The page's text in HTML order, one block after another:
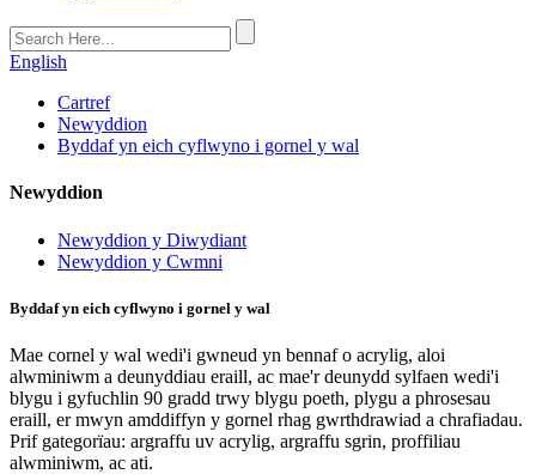
English
Cartref
Newyddion
Byddaf yn eich cyflwyno i gornel y wal
Newyddion
Newyddion y Diwydiant
Newyddion y Cwmni
Byddaf yn eich cyflwyno i gornel y wal
Mae cornel y wal wedi'i gwneud yn bennaf o acrylig, aloi
alwminiwm a deunyddiau eraill, ac mae'r deunydd sylfaen wedi'i
blygu i gyfuchlin 90 gradd trwy blygu poeth, plygu a phrosesau
eraill, er mwyn amddiffyn y gornel rhag gwrthdrawiad a chrafiadau.
Prif gategorïau: argraffu uv acrylig, argraffu sgrin, proffiliau
alwminiwm, ac ati.